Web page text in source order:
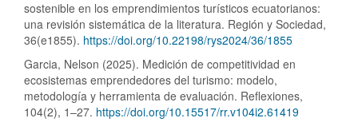
sostenible en los emprendimientos turísticos ecuatorianos:
una revisión sistemática de la literatura. Región y Sociedad,
36(e1855). https://doi.org/10.22198/rys2024/36/1855
Garcia, Nelson (2025). Medición de competitividad en
ecosistemas emprendedores del turismo: modelo,
metodología y herramienta de evaluación. Reflexiones,
104(2), 1–27. https://doi.org/10.15517/rr.v104i2.61419